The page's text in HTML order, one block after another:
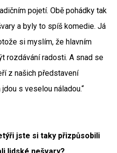
pojetí. Obě pohádky tak
a byly to spíš komedie. Já
si myslím, že hlavním
rozdávání radosti. A snad se
z našich představení
s veselou náladou.“
jste si taky přizpůsobili